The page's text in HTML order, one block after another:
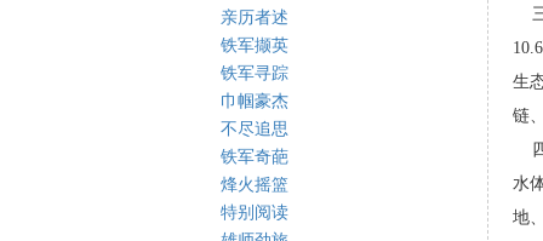
亲历者述
铁军撷英
铁军寻踪
巾帼豪杰
不尽追思
铁军奇葩
烽火摇篮
特别阅读
生
链
四
水
地